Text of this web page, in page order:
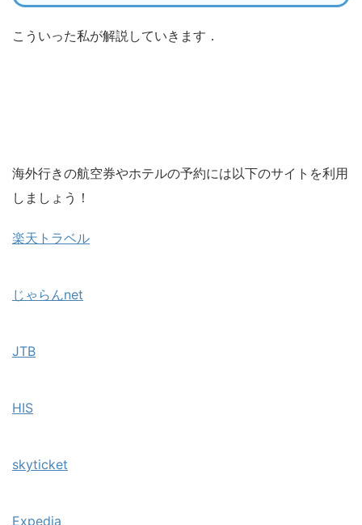
こういった私が解説していきます．
海外行きの航空券やホテルの予約には以下のサイトを利用
しましょう！
楽天トラベル
じゃらんnet
JTB
HIS
skyticket
Expedia